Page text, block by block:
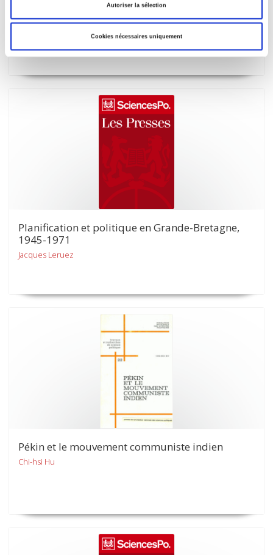
Autoriser la sélection
Cookies nécessaires uniquement
Les rapports entre le législatif et l'exécutif sous
la Cinquième République, 1958-1962
Jean-Luc Parodi
Planification et politique en Grande-Bretagne,
1945-1971
Jacques Leruez
Pékin et le mouvement communiste indien
Chi-hsi Hu